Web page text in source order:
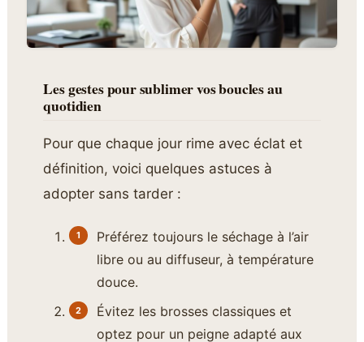
Les gestes pour sublimer vos boucles au
quotidien
Pour que chaque jour rime avec éclat et
définition, voici quelques astuces à
adopter sans tarder :
Préférez toujours le séchage à l’air
libre ou au diffuseur, à température
douce.
Évitez les brosses classiques et
optez pour un peigne adapté aux